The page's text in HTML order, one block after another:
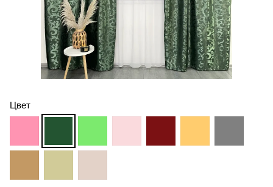
Цвет